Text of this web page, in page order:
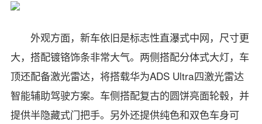
外观方面，新车依旧是标志性直瀑式中网，尺寸更
大，搭配镀铬饰条非常大气。两侧搭配分体式大灯，车
顶还配备激光雷达，将搭载华为ADS Ultra四激光雷达
智能辅助驾驶方案。车侧搭配复古的圆饼亮面轮毂，并
提供半隐藏式门把手。另外还提供纯色和双色车身可